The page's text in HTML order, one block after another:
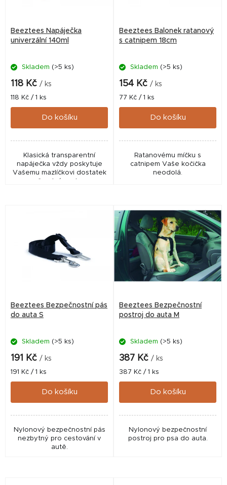
o
Beeztees Napáječka
univerzální 140ml
Skladem (>5 ks)
118 Kč / ks
Měrná
118 Kč / 1 ks
Do košíku
Klasická transparentní
napáječka vždy poskytuje
Vašemu mazlíčkovi dostatek
čerstvé vody.
Beeztees Balonek ratanový
s catnipem 18cm
Skladem (>5 ks)
154 Kč / ks
Měrná
77 Kč / 1 ks
Do košíku
Ratanovému míčku s
catnipem Vaše kočička
neodolá.
Beeztees Bezpečnostní pás
do auta S
Skladem (>5 ks)
191 Kč / ks
Měrná
cena:
191 Kč / 1 ks
Do košíku
Nylonový bezpečnostní pás
nezbytný pro cestování v
autě.
Beeztees Bezpečnostní
postroj do auta M
Skladem (>5 ks)
387 Kč / ks
Měrná
cena:
387 Kč / 1 ks
Do košíku
Nylonový bezpečnostní
postroj pro psa do auta.